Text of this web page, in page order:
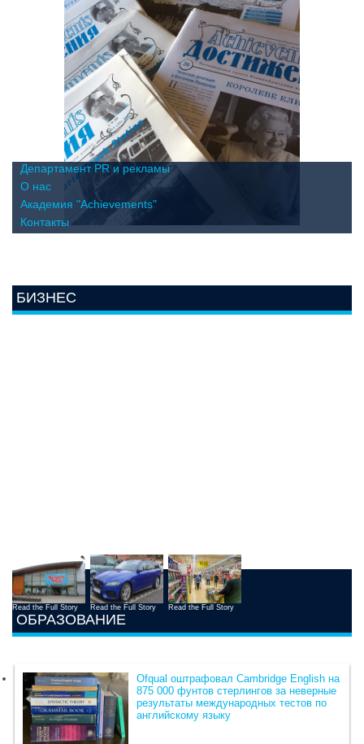
Департамент PR и рекламы
О нас
Академия "Achievements"
Контакты
БИЗНЕС
Read the Full Story Read the Full Story Read the Full Story
ОБРАЗОВАНИЕ
Ofqual оштрафовал Cambridge English на
875 000 фунтов стерлингов за неверные
результаты международных тестов по
английскому языку